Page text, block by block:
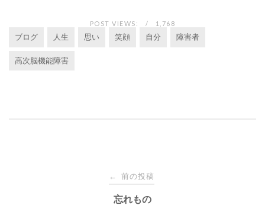
POST VIEWS: 1,768
ブログ 人生 思い 笑顔 自分 障害者
高次脳機能障害
← 前の投稿
忘れもの